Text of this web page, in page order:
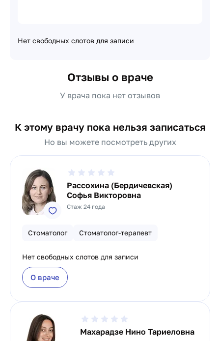
Нет свободных слотов для записи
Отзывы о враче
У врача пока нет отзывов
К этому врачу пока нельзя записаться
Но вы можете посмотреть других
Рассохина (Бердичевская)
Софья Викторовна
Стаж 24 года
Стоматолог Стоматолог-терапевт
Нет свободных слотов для записи
О враче
Махарадзе Нино Тариеловна